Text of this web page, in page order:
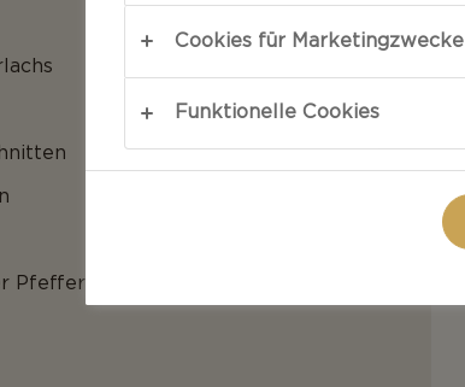
Pfeffer
Cookies für Marketingzwecke
Funktionelle Cookies